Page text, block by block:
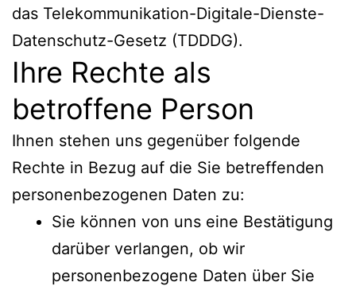
das Telekommunikation-Digitale-Dienste-
Datenschutz-Gesetz (TDDDG).
Ihre Rechte als
betroffene Person
Ihnen stehen uns gegenüber folgende
Rechte in Bezug auf die Sie betreffenden
personenbezogenen Daten zu:
Sie können von uns eine Bestätigung
darüber verlangen, ob wir
personenbezogene Daten über Sie